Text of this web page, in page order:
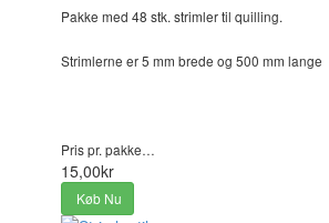
Pakke med 48 stk. strimler til quilling.
Strimlerne er 5 mm brede og 500 mm lange
Pris pr. pakke…
15,00kr
Køb Nu